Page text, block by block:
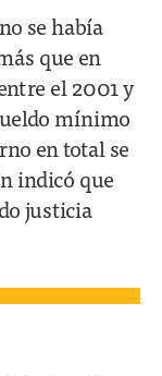
se había
que en
el 2001 y
mínimo
en total se
indicó que
justicia